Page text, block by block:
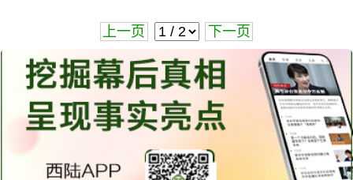
上一页 下一页